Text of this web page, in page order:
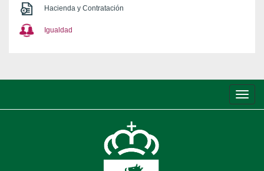
Hacienda y Contratación
Igualdad
de